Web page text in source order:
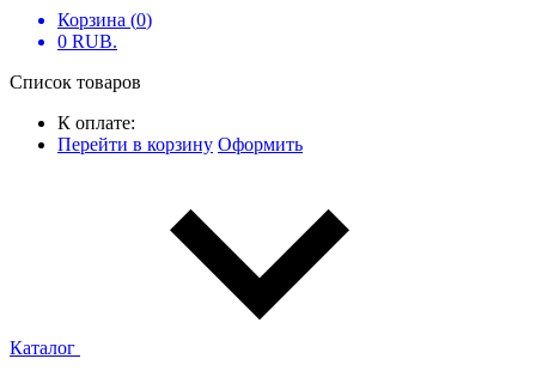
Корзина (0)
0 RUB.
Список товаров
К оплате:
Перейти в корзину Оформить
Каталог